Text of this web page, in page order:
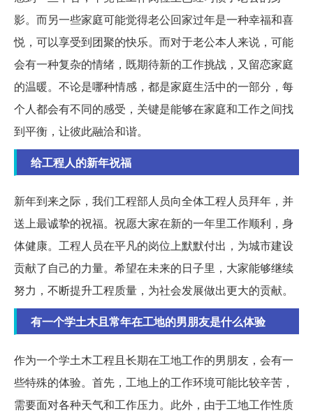
影。而另一些家庭可能觉得老公回家过年是一种幸福和喜
悦，可以享受到团聚的快乐。而对于老公本人来说，可能
会有一种复杂的情绪，既期待新的工作挑战，又留恋家庭
的温暖。不论是哪种情感，都是家庭生活中的一部分，每
个人都会有不同的感受，关键是能够在家庭和工作之间找
到平衡，让彼此融洽和谐。
给工程人的新年祝福
新年到来之际，我们工程部人员向全体工程人员拜年，并
送上最诚挚的祝福。祝愿大家在新的一年里工作顺利，身
体健康。工程人员在平凡的岗位上默默付出，为城市建设
贡献了自己的力量。希望在未来的日子里，大家能够继续
努力，不断提升工程质量，为社会发展做出更大的贡献。
有一个学土木且常年在工地的男朋友是什么体验
作为一个学土木工程且长期在工地工作的男朋友，会有一
些特殊的体验。首先，工地上的工作环境可能比较辛苦，
需要面对各种天气和工作压力。此外，由于工地工作性质